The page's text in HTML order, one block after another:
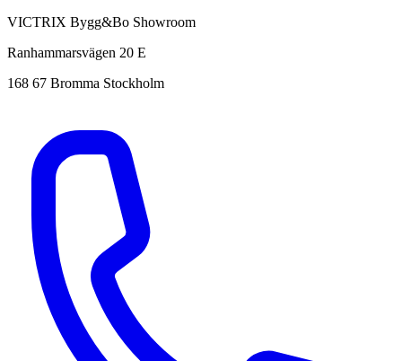
VICTRIX Bygg&Bo Showroom
Ranhammarsvägen 20 E
168 67 Bromma Stockholm